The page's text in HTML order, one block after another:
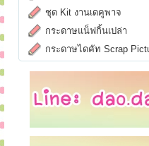
ชุด Kit งานเดคูพาจ
กระดาษแน็ฟกิ้นเปล่า
กระดาษไดคัท Scrap